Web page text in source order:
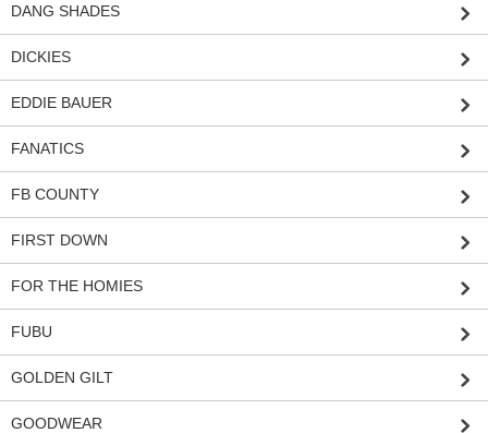
DANG SHADES
DICKIES
EDDIE BAUER
FANATICS
FB COUNTY
FIRST DOWN
FOR THE HOMIES
FUBU
GOLDEN GILT
GOODWEAR